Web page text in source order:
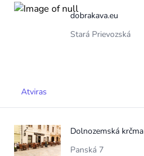
dobrakava.eu
Stará Prievozská
Atviras
Dolnozemská krčma
Panská 7